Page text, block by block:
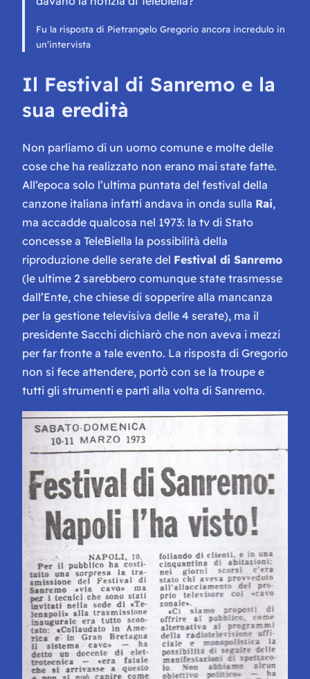
Fu la risposta di Pietrangelo Gregorio ancora incredulo in
un’intervista
Il Festival di Sanremo e la
sua eredità
Non parliamo di un uomo comune e molte delle
cose che ha realizzato non erano mai state fatte.
All’epoca solo l’ultima puntata del festival della
canzone italiana infatti andava in onda sulla Rai,
ma accadde qualcosa nel 1973: la tv di Stato
concesse a TeleBiella la possibilità della
riproduzione delle serate del Festival di Sanremo
(le ultime 2 sarebbero comunque state trasmesse
dall’Ente, che chiese di sopperire alla mancanza
per la gestione televisiva delle 4 serate), ma il
presidente Sacchi dichiarò che non aveva i mezzi
per far fronte a tale evento. La risposta di Gregorio
non si fece attendere, portò con se la troupe e
tutti gli strumenti e partì alla volta di Sanremo.